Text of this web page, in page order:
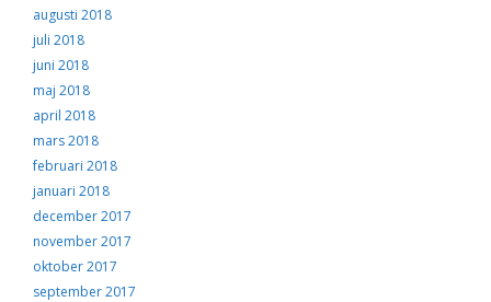
augusti 2018
juli 2018
juni 2018
maj 2018
april 2018
mars 2018
februari 2018
januari 2018
december 2017
november 2017
oktober 2017
september 2017